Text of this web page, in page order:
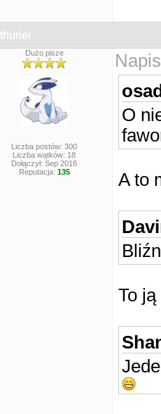
Ithuriel
Dużo pisze
Liczba postów: 300
Liczba wątków: 18
Dołączył: Sep 2016
Reputacja: 135
O
A to
To